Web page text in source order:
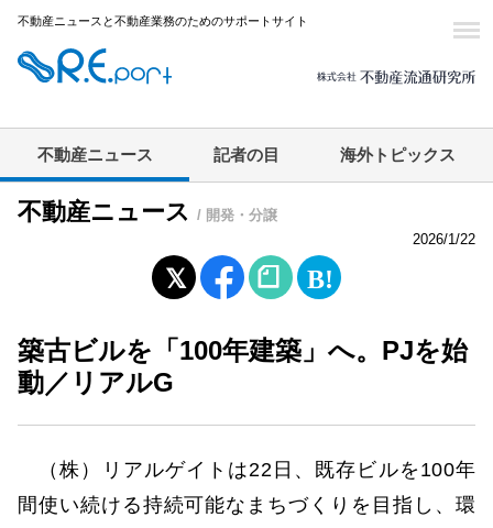
不動産ニュースと不動産業務のためのサポートサイト
不動産ニュース 記者の目 海外トピックス
不動産ニュース / 開発・分譲
2026/1/22
築古ビルを「100年建築」へ。PJを始
動／リアルG
（株）リアルゲイトは22日、既存ビルを100年
間使い続ける持続可能なまちづくりを目指し、環